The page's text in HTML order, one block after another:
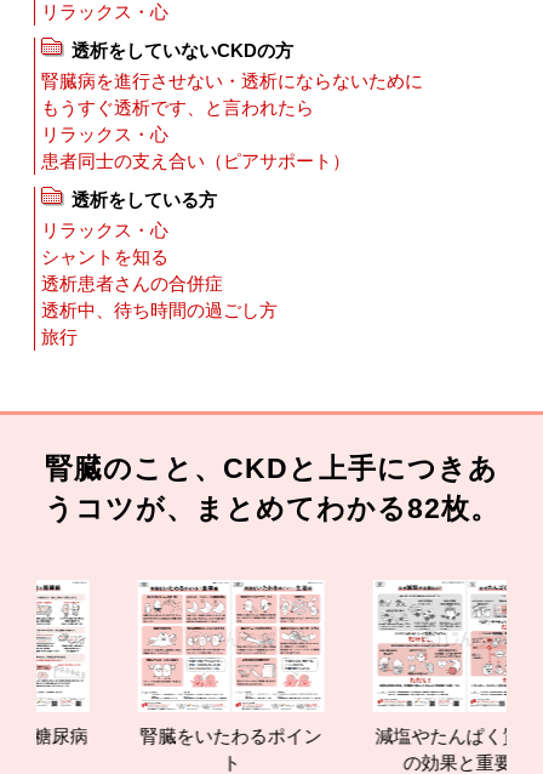
リラックス・心
透析をしていないCKDの方
腎臓病を進行させない・透析にならないために
もうすぐ透析です、と言われたら
リラックス・心
患者同士の支え合い（ピアサポート）
透析をしている方
リラックス・心
シャントを知る
透析患者さんの合併症
透析中、待ち時間の過ごし方
旅行
腎臓のこと、CKDと上手につきあ
うコツが、まとめてわかる82枚。
病
腎臓をいたわるポイン
減塩やたんぱく質管理
の効果と重要性